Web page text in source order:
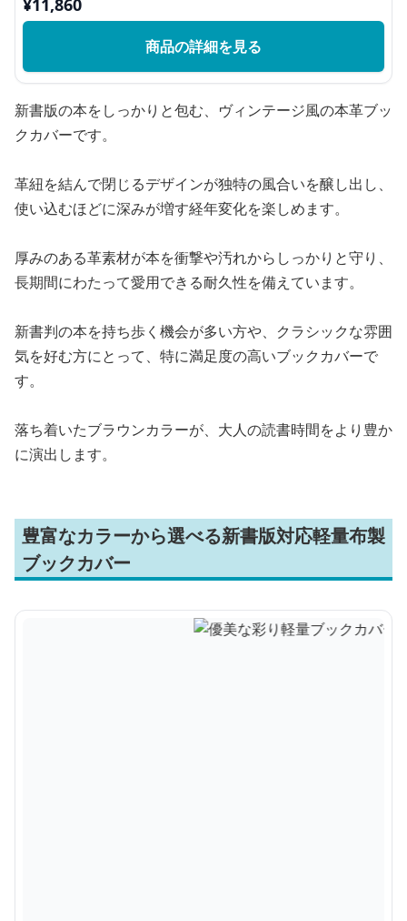
¥11,860
商品の詳細を見る
新書版の本をしっかりと包む、ヴィンテージ風の本革ブッ
クカバーです。
革紐を結んで閉じるデザインが独特の風合いを醸し出し、
使い込むほどに深みが増す経年変化を楽しめます。
厚みのある革素材が本を衝撃や汚れからしっかりと守り、
長期間にわたって愛用できる耐久性を備えています。
新書判の本を持ち歩く機会が多い方や、クラシックな雰囲
気を好む方にとって、特に満足度の高いブックカバーで
す。
落ち着いたブラウンカラーが、大人の読書時間をより豊か
に演出します。
豊富なカラーから選べる新書版対応軽量布製
ブックカバー